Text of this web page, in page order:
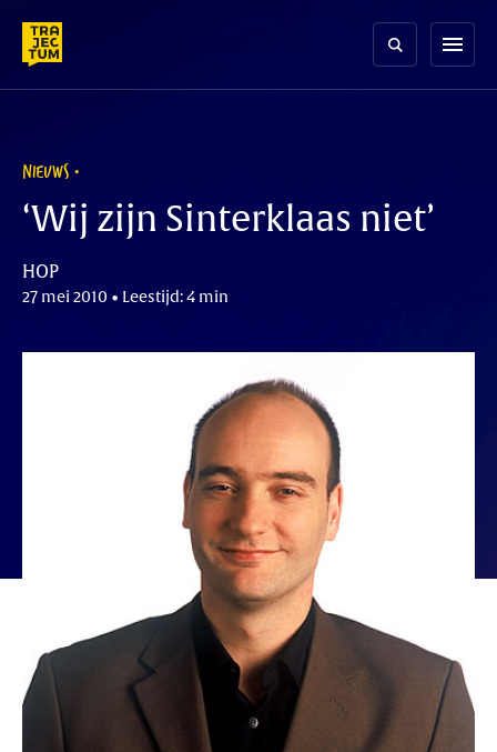
content
menu
NIEUWS
‘Wij zijn Sinterklaas niet’
HOP
27 mei 2010 • Leestijd: 4 min